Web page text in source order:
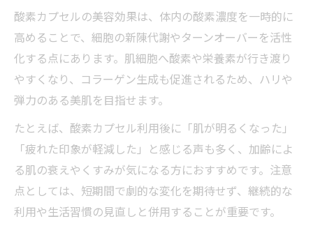
酸素カプセルの美容効果は、体内の酸素濃度を一時的に
高めることで、細胞の新陳代謝やターンオーバーを活性
化する点にあります。肌細胞へ酸素や栄養素が行き渡り
やすくなり、コラーゲン生成も促進されるため、ハリや
弾力のある美肌を目指せます。
たとえば、酸素カプセル利用後に「肌が明るくなった」
「疲れた印象が軽減した」と感じる声も多く、加齢によ
る肌の衰えやくすみが気になる方におすすめです。注意
点としては、短期間で劇的な変化を期待せず、継続的な
利用や生活習慣の見直しと併用することが重要です。